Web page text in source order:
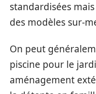
standardisées
des modèles sur-
On peut
piscine pour le
aménagement